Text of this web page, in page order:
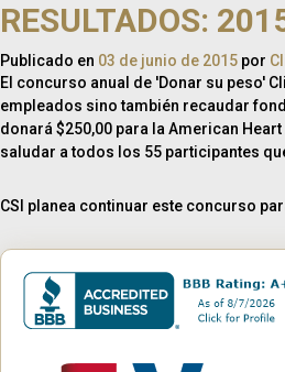
RESULTADOS:
Publicado en 03 de junio de 2015 por
El concurso anual de 'Donar su peso'
empleados sino también recaudar
donará $250,00 para la American
saludar a todos los 55 participantes
CSI planea continuar este concurso